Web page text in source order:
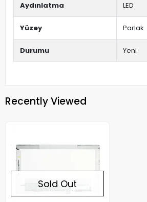
Aydınlatma LED
Yüzey Parlak
Durumu Yeni
Recently Viewed
Sold Out